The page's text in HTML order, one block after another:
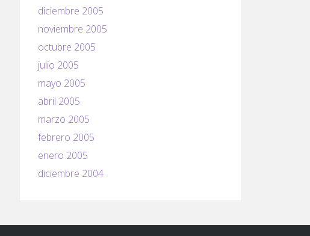
diciembre 2005
noviembre 2005
octubre 2005
julio 2005
mayo 2005
abril 2005
marzo 2005
febrero 2005
enero 2005
diciembre 2004